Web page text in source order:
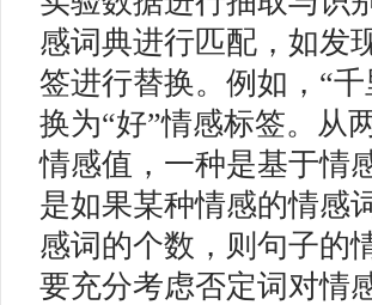
感词典进行匹配，如发
签进行替换。例如，“
换为“好”情感标签。从
情感值，一种是基于情
是如果某种情感的情感
感词的个数，则句子的
要充分考虑否定词对情